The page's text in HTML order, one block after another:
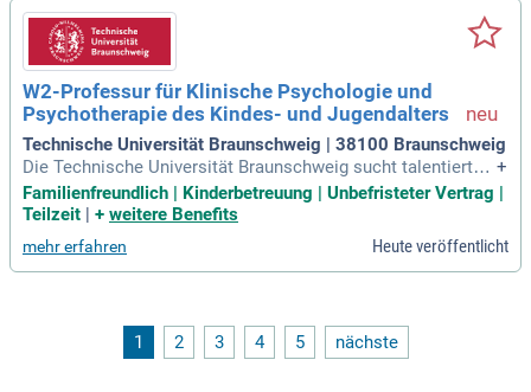
W2-Professur für Klinische Psychologie und
Psychotherapie des Kindes- und Jugendalters
Technische Universität Braunschweig | 38100 Braunschweig
Die Technische Universität Braunschweig sucht talentierte
Wissenschaftlerinnen und Wissenschaftler für eine Juniorpr
ofessur oder Habilitation. Unser Ziel ist es, den Anteil von P
n besonders willkommen sind. Wir garantieren eine faire Au
swahl nach Eignung, Befähigung und Leistung. Schwerbehin
e unterstützen wir die Vereinbarkeit von Beruf und Familie.
Zudem bieten wir einen Dual Career-Service und umfassend
+
Familienfreundlich | Kinderbetreuung | Unbefristeter Vertrag |
Teilzeit
+ weitere Benefits
mehr erfahren Heute veröffentlicht
1 2 3 4 5 nächste